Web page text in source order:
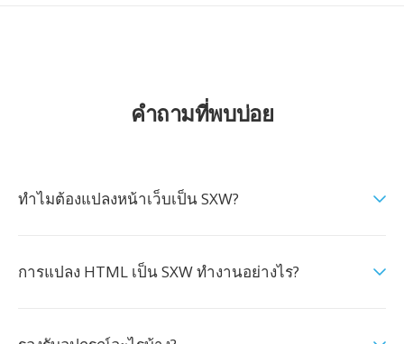
คำถามที่พบบ่อย
ทำไมต้องแปลงหน้าเว็บเป็น SXW?
การแปลง HTML เป็น SXW ทำงานอย่างไร?